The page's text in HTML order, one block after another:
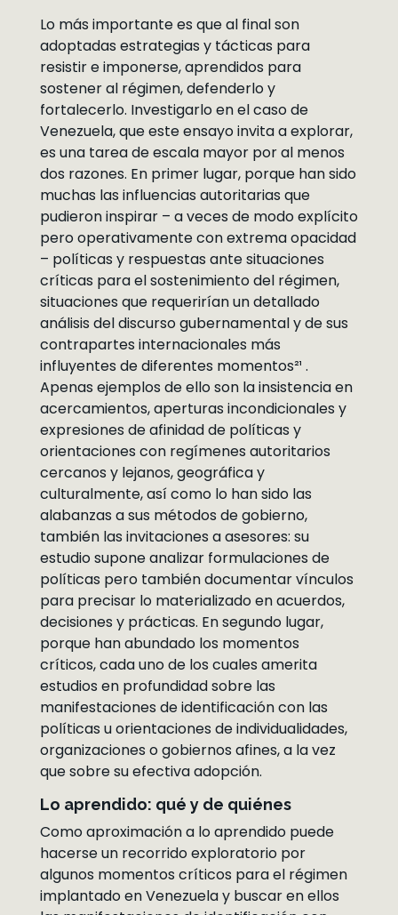
Lo más importante es que al final son
adoptadas estrategias y tácticas para
resistir e imponerse, aprendidos para
sostener al régimen, defenderlo y
fortalecerlo. Investigarlo en el caso de
Venezuela, que este ensayo invita a explorar,
es una tarea de escala mayor por al menos
dos razones. En primer lugar, porque han sido
muchas las influencias autoritarias que
pudieron inspirar – a veces de modo explícito
pero operativamente con extrema opacidad
– políticas y respuestas ante situaciones
críticas para el sostenimiento del régimen,
situaciones que requerirían un detallado
análisis del discurso gubernamental y de sus
contrapartes internacionales más
influyentes de diferentes momentos²¹ .
Apenas ejemplos de ello son la insistencia en
acercamientos, aperturas incondicionales y
expresiones de afinidad de políticas y
orientaciones con regímenes autoritarios
cercanos y lejanos, geográfica y
culturalmente, así como lo han sido las
alabanzas a sus métodos de gobierno,
también las invitaciones a asesores: su
estudio supone analizar formulaciones de
políticas pero también documentar vínculos
para precisar lo materializado en acuerdos,
decisiones y prácticas. En segundo lugar,
porque han abundado los momentos
críticos, cada uno de los cuales amerita
estudios en profundidad sobre las
manifestaciones de identificación con las
políticas u orientaciones de individualidades,
organizaciones o gobiernos afines, a la vez
que sobre su efectiva adopción.
Lo aprendido: qué y de quiénes
Como aproximación a lo aprendido puede
hacerse un recorrido exploratorio por
algunos momentos críticos para el régimen
implantado en Venezuela y buscar en ellos